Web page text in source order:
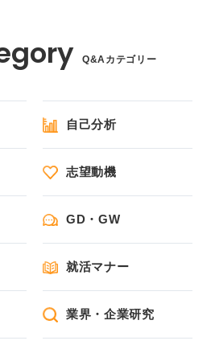
Q&Aカテゴリー
自己分析
志望動機
GD・GW
就活マナー
業界・企業研究